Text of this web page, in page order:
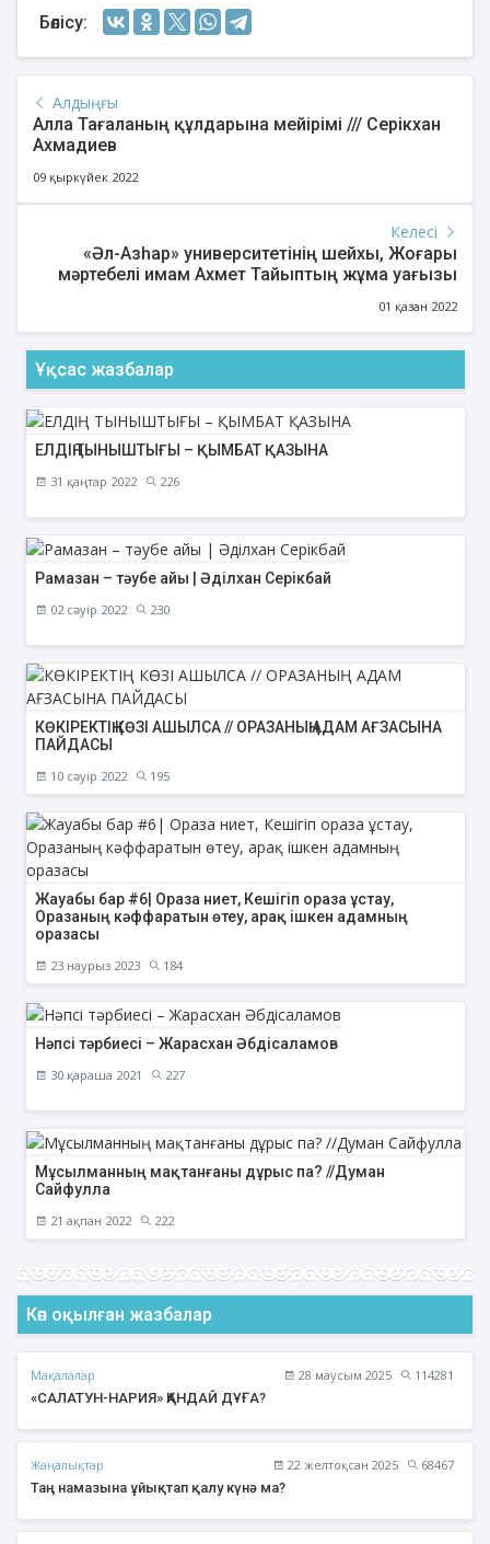
Бөлісу:
Алдыңғы
Алла Тағаланың құлдарына мейірімі /// Серікхан
Ахмадиев
09 қыркүйек 2022
Келесі
«Әл-Азһар» университетінің шейхы, Жоғары
мәртебелі имам Ахмет Тайыптың жұма уағызы
01 қазан 2022
Ұқсас жазбалар
ЕЛДІҢ ТЫНЫШТЫҒЫ – ҚЫМБАТ ҚАЗЫНА
31 қаңтар 2022 226
Рамазан – тәубе айы | Әділхан Серікбай
02 сәуір 2022 230
КӨКІРЕКТІҢ КӨЗІ АШЫЛСА // ОРАЗАНЫҢ АДАМ АҒЗАСЫНА
ПАЙДАСЫ
10 сәуір 2022 195
Жауабы бар #6| Ораза ниет, Кешігіп ораза ұстау,
Оразаның кәффаратын өтеу, арақ ішкен адамның
оразасы
23 наурыз 2023 184
Нәпсі тәрбиесі – Жарасхан Әбдісаламов
30 қараша 2021 227
Мұсылманның мақтанғаны дұрыс па? //Думан
Сайфулла
21 ақпан 2022 222
Көп оқылған жазбалар
Мақалалар 28 маусым 2025
114281
«САЛАТУН-НАРИЯ» ҚАНДАЙ ДҰҒА?
Жаңалықтар 22 желтоқсан 2025
68467
Таң намазына ұйықтап қалу күнә ма?